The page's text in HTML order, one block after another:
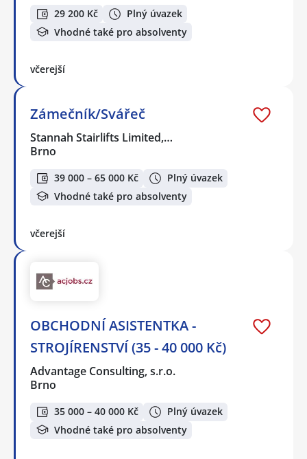
29 200 Kč
Plný úvazek
Vhodné také pro absolventy
včerejší
Zámečník/Svářeč
Stannah Stairlifts Limited,…
Brno
39 000 – 65 000 Kč
Plný úvazek
Vhodné také pro absolventy
včerejší
OBCHODNÍ ASISTENTKA -
STROJÍRENSTVÍ (35 - 40 000 Kč)
Advantage Consulting, s.r.o.
Brno
35 000 – 40 000 Kč
Plný úvazek
Vhodné také pro absolventy